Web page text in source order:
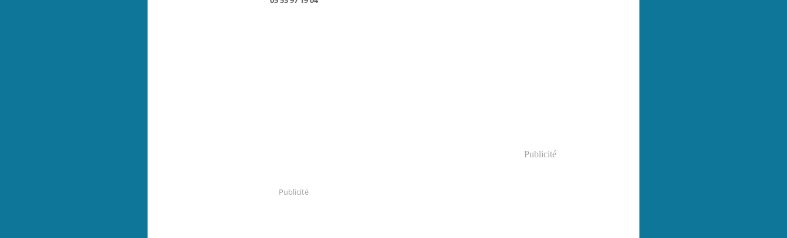
Publicité
Publicité